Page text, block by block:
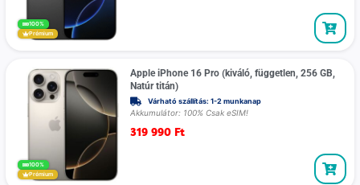
100%
Prémium
100%
Prémium
Apple iPhone 16 Pro (kiváló, független, 256 GB,
Natúr titán)
Várható szállítás: 1-2 munkanap
Akkumulátor: 100% Csak eSIM!
319 990 Ft